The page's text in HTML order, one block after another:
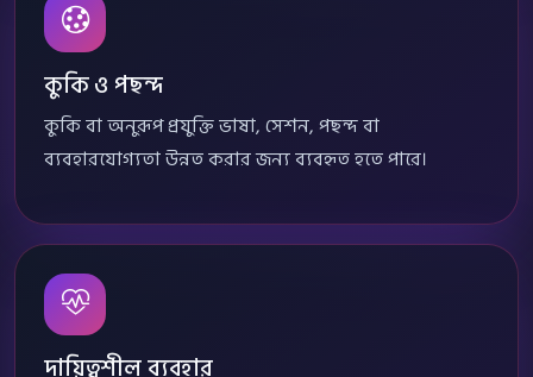
কুকি ও পছন্দ
কুকি বা অনুরূপ প্রযুক্তি ভাষা, সেশন, পছন্দ বা
ব্যবহারযোগ্যতা উন্নত করার জন্য ব্যবহৃত হতে পারে।
দায়িত্বশীল ব্যবহার